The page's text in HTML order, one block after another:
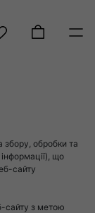
збору, обробки та
що
сайту
сайту з метою